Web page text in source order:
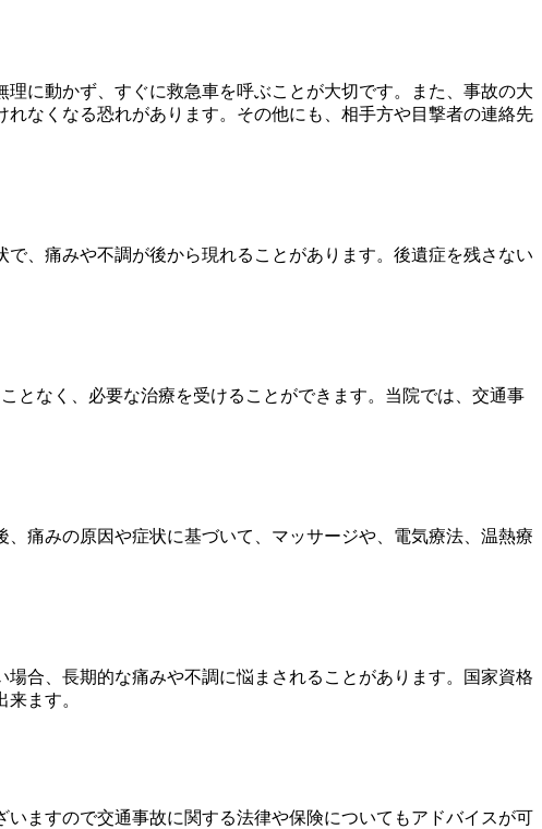
に動かず、すぐに救急車を呼ぶことが大切です。また、事故の大
なくなる恐れがあります。その他にも、相手方や目撃者の連絡先
、痛みや不調が後から現れることがあります。後遺症を残さない
となく、必要な治療を受けることができます。当院では、交通事
痛みの原因や症状に基づいて、マッサージや、電気療法、温熱療
合、長期的な痛みや不調に悩まされることがあります。国家資格
ます。
ますので交通事故に関する法律や保険についてもアドバイスが可